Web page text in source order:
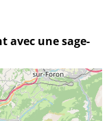
avec une sage-